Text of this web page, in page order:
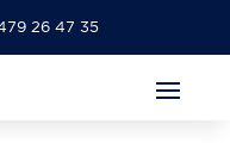
26 47 35